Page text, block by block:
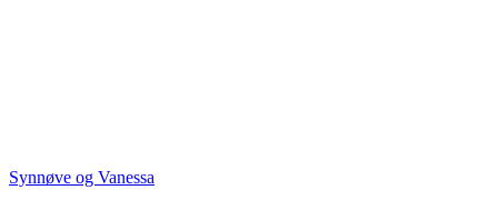
Synnøve og Vanessa